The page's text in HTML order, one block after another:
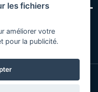
les fichiers
améliorer votre
pour la publicité.